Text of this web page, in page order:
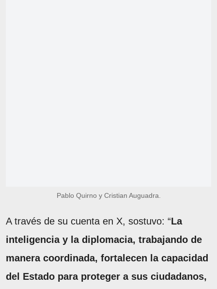
Pablo Quirno y Cristian Auguadra.
A través de su cuenta en X, sostuvo: “La
inteligencia y la diplomacia, trabajando de
manera coordinada, fortalecen la capacidad
del Estado para proteger a sus ciudadanos,